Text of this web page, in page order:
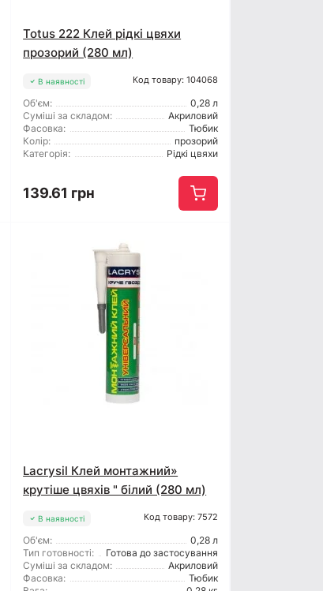
Totus 222 Клей рідкі цвяхи
прозорий (280 мл)
В наявності Код товару: 104068
Об'єм:
0,28 л
Суміші за складом:
Акриловий
Фасовка:
Тюбик
Колір:
прозорий
Категорія:
Рідкі цвяхи
139.61 грн
Lacrysil Клей монтажний»
крутіше цвяхів " білий (280 мл)
В наявності Код товару: 7572
Об'єм:
0,28 л
Тип готовності:
Готова до застосування
Суміші за складом:
Акриловий
Фасовка:
Тюбик